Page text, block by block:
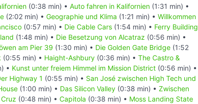
(0:38 min) • Auto fahren in Kalifornien (1:31 min) •
(2:02 min) • Geographie und Klima (1:21 min) • Willkommen
(0:57 min) • Die Cable Cars (1:54 min) • Ferry Building
(1:48 min) • Die Besetzung von Alcatraz (0:56 min) •
am Pier 39 (1:30 min) • Die Golden Gate Bridge (1:52
(0:55 min) • Haight-Ashbury (0:36 min) • The Castro &
• Kunst unter freiem Himmel im Mission District (0:56 min) •
Highway 1 (0:55 min) • San José zwischen High Tech und
(1:00 min) • Das Silicon Valley (0:38 min) • Zwischen
(0:48 min) • Capitola (0:38 min) • Moss Landing State